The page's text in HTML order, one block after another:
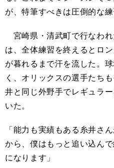
が、特筆すべきは圧倒的な練
宮崎県・清武町で行なわ
は、全体練習を終えるとロ
が暮れるまで汗を流した。
く、オリックスの選手たち
井と同じ外野手でレギュラ
いた。
「能力も実績もある糸井さ
から、僕はもっと追い込ん
になります」